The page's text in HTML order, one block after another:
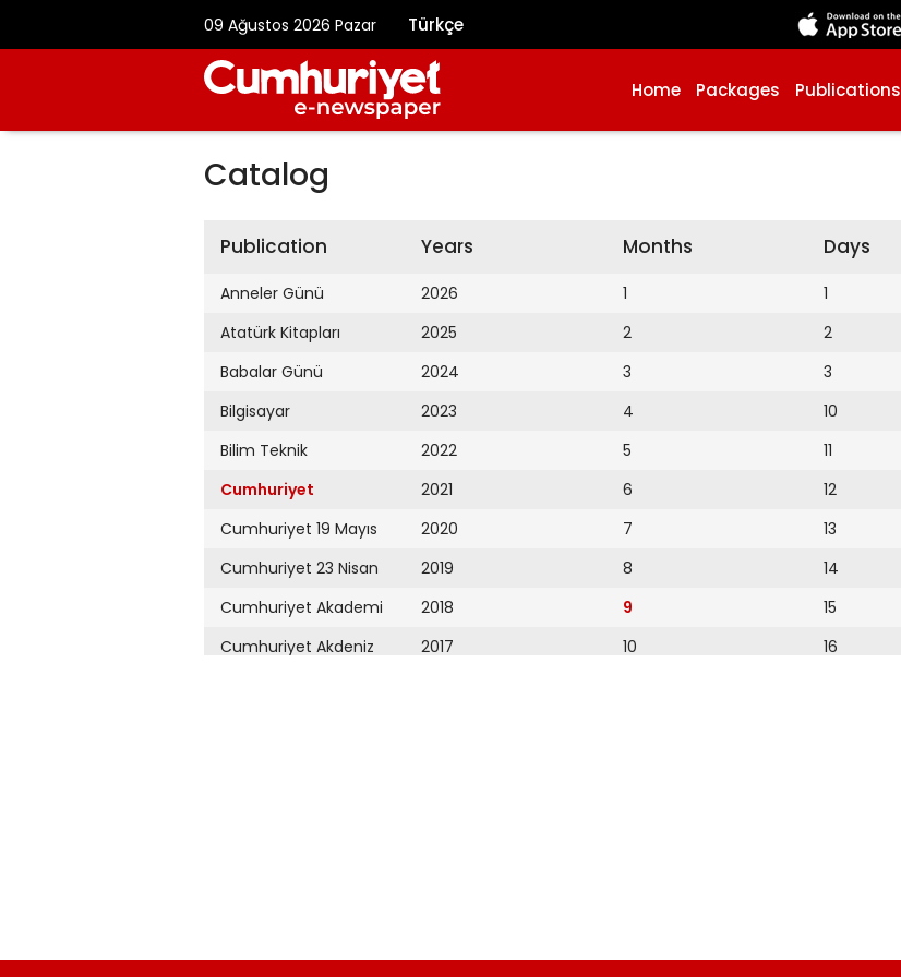
09 Ağustos 2026 Pazar Türkçe
Home Packages Publications
Catalog
Publication
Anneler Günü
Atatürk Kitapları
Babalar Günü
Bilgisayar
Bilim Teknik
Cumhuriyet
Cumhuriyet 19 Mayıs
Cumhuriyet 23 Nisan
Cumhuriyet Akademi
Cumhuriyet Akdeniz
Cumhuriyet Çevre
Years
2026
2025
2024
2023
2022
2021
2020
2019
2018
2017
2009
Months
1
2
3
4
5
6
7
8
9
10
Days
1
2
3
10
11
12
13
14
15
16
24